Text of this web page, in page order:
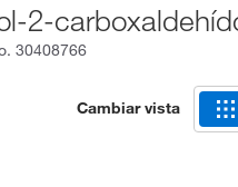
2-
30408766
Cambiar vista